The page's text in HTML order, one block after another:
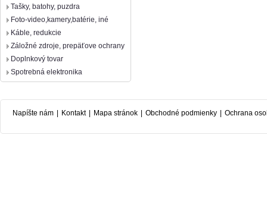
Tašky, batohy, puzdra
Foto-video,kamery,batérie, iné
Káble, redukcie
Záložné zdroje, prepäťove ochrany
Doplnkový tovar
Spotrebná elektronika
Napíšte nám Kontakt Mapa stránok Obchodné podmienky Ochrana